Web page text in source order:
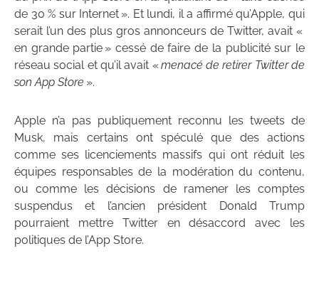
de 30 % sur Internet ». Et lundi, il a affirmé qu’Apple, qui
serait l’un des plus gros annonceurs de Twitter, avait «
en grande partie » cessé de faire de la publicité sur le
réseau social et qu’il avait «menacé de retirer Twitter de
son App Store ».
Apple n’a pas publiquement reconnu les tweets de
Musk, mais certains ont spéculé que des actions
comme ses licenciements massifs qui ont réduit les
équipes responsables de la modération du contenu,
ou comme les décisions de ramener les comptes
suspendus et l’ancien président Donald Trump
pourraient mettre Twitter en désaccord avec les
politiques de l’App Store.